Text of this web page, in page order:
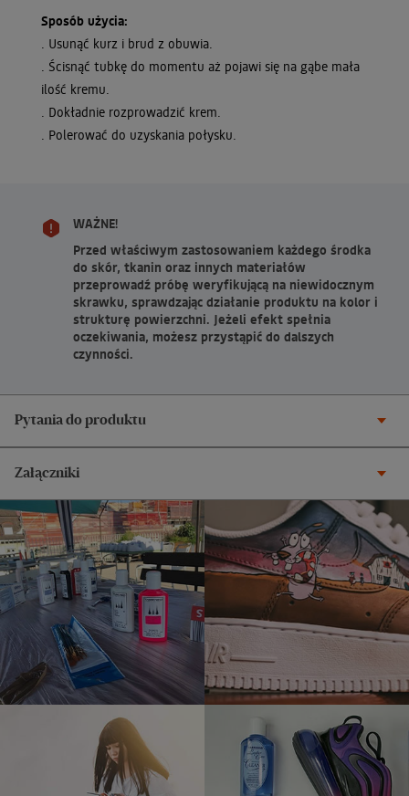
Sposób użycia:
. Usunąć kurz i brud z obuwia.
. Ścisnąć tubkę do momentu aż pojawi się na gąbe mała
ilość kremu.
. Dokładnie rozprowadzić krem.
. Polerować do uzyskania połysku.
WAŻNE!
Przed właściwym zastosowaniem każdego środka
do skór, tkanin oraz innych materiałów
przeprowadź próbę weryfikującą na niewidocznym
skrawku, sprawdzając działanie produktu na kolor i
strukturę powierzchni. Jeżeli efekt spełnia
oczekiwania, możesz przystąpić do dalszych
czynności.
Pytania do produktu
Załączniki